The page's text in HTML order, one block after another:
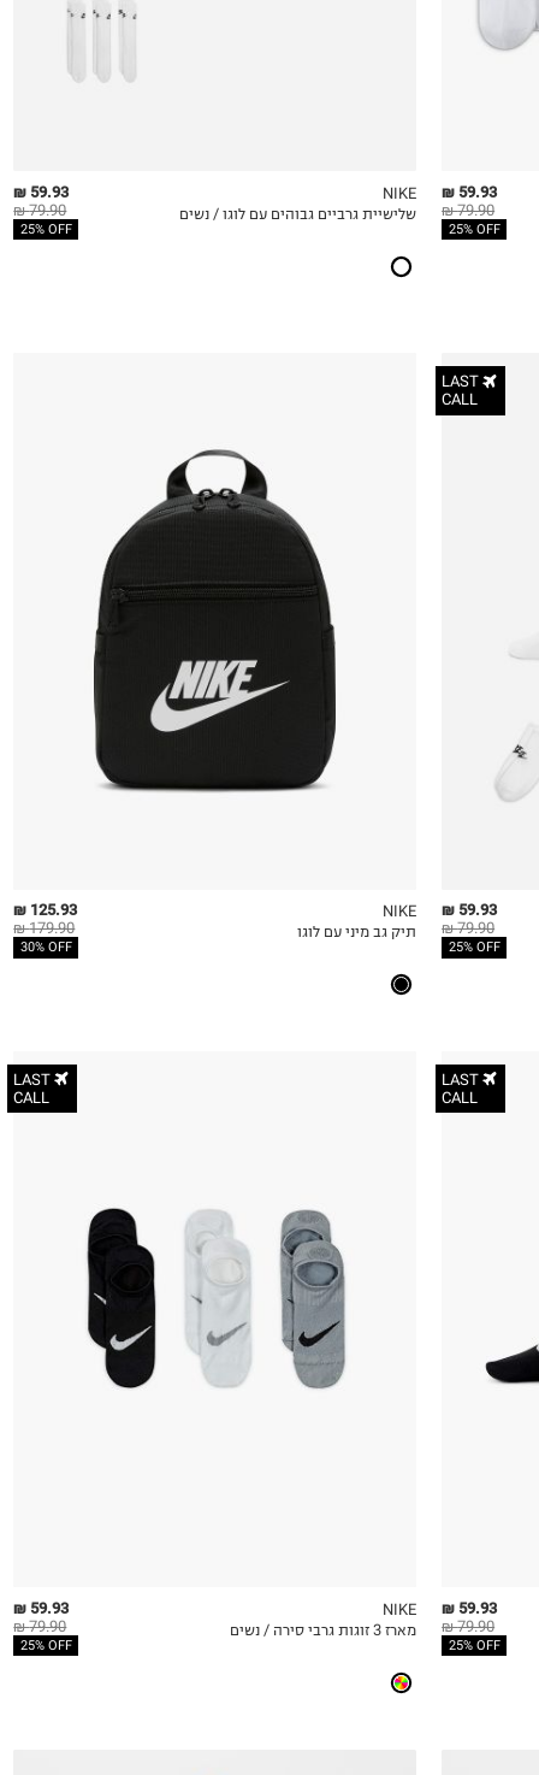
59.93 ₪
79.90 ₪
25% OFF
MY LIST
59.93 ₪
79.90 ₪
25% OFF
NIKE
שלישיית גרביים גבוהים עם לוגו / נשים
LAST
CALL
59.93 ₪
79.90 ₪
25% OFF
MY LIST
125.93 ₪
179.90 ₪
30% OFF
NIKE
תיק גב מיני עם לוגו
LAST
CALL
59.93 ₪
79.90 ₪
25% OFF
LAST
CALL
MY LIST
59.93 ₪
79.90 ₪
25% OFF
NIKE
מארז 3 זוגות גרבי סירה / נשים